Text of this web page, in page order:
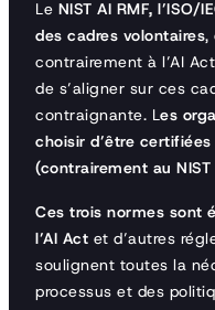
Le NIST AI RMF,
des cadres volontaires,
contrairement à l’AI
de s’aligner sur ces
contraignante. Les
choisir d’être
(contrairement au NIST
Ces trois normes sont
l’AI Act et d’autres
soulignent toutes la
processus et des